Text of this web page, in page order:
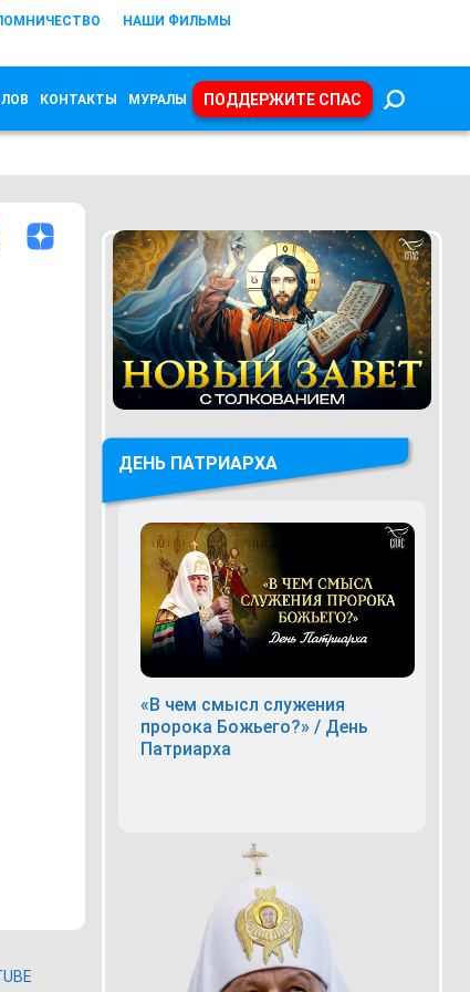
НАШИ ФИЛЬМЫ
КОНТАКТЫ МУРАЛЫ ПОДДЕРЖИТЕ СПАС
ДЕНЬ ПАТРИАРХА
«В чем смысл служения
пророка Божьего?» / День
Патриарха